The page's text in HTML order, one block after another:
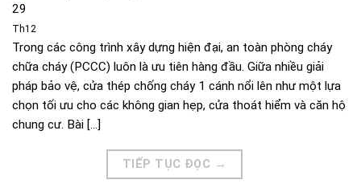
29
Th12
Trong các công trình xây dựng hiện đại, an toàn phòng cháy
chữa cháy (PCCC) luôn là ưu tiên hàng đầu. Giữa nhiều giải
pháp bảo vệ, cửa thép chống cháy 1 cánh nổi lên như một lựa
chọn tối ưu cho các không gian hẹp, cửa thoát hiểm và căn hộ
chung cư. Bài […]
TIẾP TỤC ĐỌC →